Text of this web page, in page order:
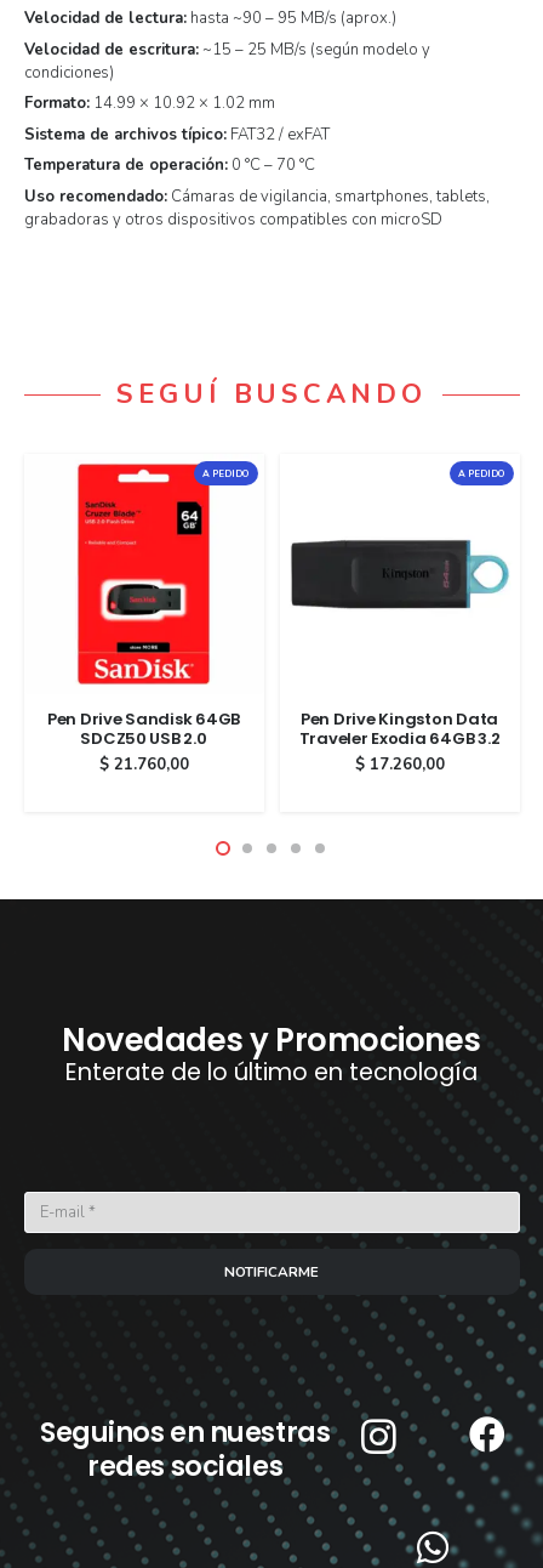
Velocidad de lectura:hasta ~90 – 95 MB/s (aprox.)
Velocidad de escritura:~15 – 25 MB/s (según modelo y
condiciones)
Formato:14.99 × 10.92 × 1.02 mm
Sistema de archivos típico:FAT32 / exFAT
Temperatura de operación:0 °C – 70 °C
Uso recomendado:Cámaras de vigilancia, smartphones, tablets,
grabadoras y otros dispositivos compatibles con microSD
SEGUÍ BUSCANDO
A PEDIDO
Pen Drive Sandisk 64GB
SDCZ50 USB 2.0
$21.760,00
A PEDIDO
Pen Drive Kingston Data
Traveler Exodia 64GB 3.2
$17.260,00
Novedades y Promociones
Enterate de lo último en tecnología
NOTIFICARME
Seguinos en nuestras
redes sociales